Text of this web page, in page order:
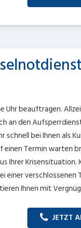
beauftragen.
an den
bei Ihnen als
einen Termin warten
Ihrer Krisensituation.
einer verschlossenen
Ihnen mit
JETZT